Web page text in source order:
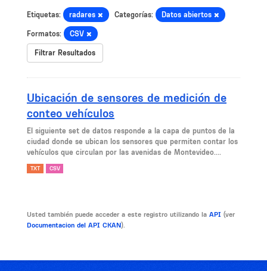
Etiquetas: radares Categorías: Datos abiertos
Formatos: CSV
Filtrar Resultados
Ubicación de sensores de medición de
conteo vehículos
El siguiente set de datos responde a la capa de puntos de la
ciudad donde se ubican los sensores que permiten contar los
vehículos que circulan por las avenidas de Montevideo....
TXT CSV
Usted también puede acceder a este registro utilizando la API (ver
Documentacion del API CKAN).